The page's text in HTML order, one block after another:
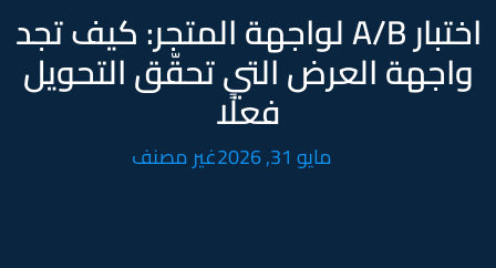
اختبار A/B لواجهة المتجر: كيف تجد
واجهة العرض التي تحقّق التحويل
فعلًا
مايو 31, 2026 غير مصنف